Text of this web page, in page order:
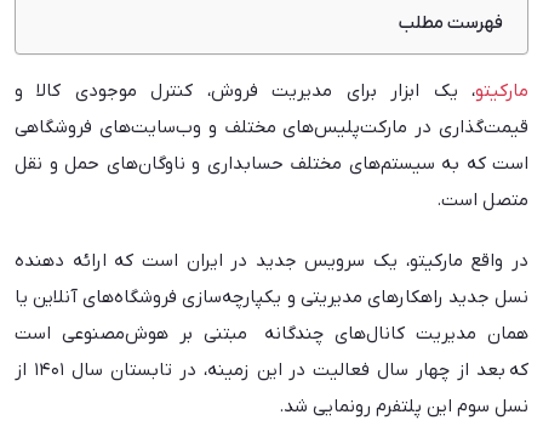
فهرست مطلب
مارکیتو مناسب چه افرادی است؟
خدمات پلتفرم مارکیتو
فروش در پنل مارکیتو
انواع استراتژی‌ فروش در مارکیتو
مارکیتو، یک ابزار برای مدیریت فروش، کنترل موجودی کالا و
قیمت‌گذاری در مارکت‌پلیس‌های مختلف و وب‌سایت‌های فروشگاهی
است که به سیستم‌های مختلف حسابداری و ناوگان‌های حمل و نقل
متصل است.
در واقع مارکیتو، یک سرویس جدید در ایران است که ارائه دهنده
نسل جدید راهکارهای مدیریتی و یکپارچه‌سازی فروشگاه‌های آنلاین یا
همان مدیریت کانال‌های چندگانه مبتنی بر هوش‌مصنوعی است
که بعد از چهار سال فعالیت در این زمینه، در تابستان سال ۱۴۰۱ از
نسل سوم این پلتفرم رونمایی شد.